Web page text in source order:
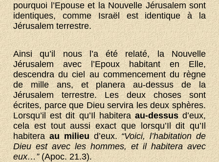
pourquoi l’Epouse et la Nouvelle Jérusalem sont
identiques, comme Israël est identique à la
Jérusalem terrestre.
Ainsi qu’il nous l’a été relaté, la Nouvelle
Jérusalem avec l’Epoux habitant en Elle,
descendra du ciel au commencement du règne
de mille ans, et planera au-dessus de la
Jérusalem terrestre. Les deux choses sont
écrites, parce que Dieu servira les deux sphères.
Lorsqu’il est dit qu’Il habiteraau-dessusd’eux,
cela est tout aussi exact que lorsqu’Il dit qu’Il
habiteraau milieud’eux.“Voici, l’habitation de
Dieu est avec les hommes, et il habitera avec
eux…”(Apoc. 21.3).